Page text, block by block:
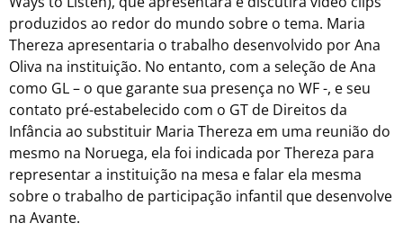
produzidos ao redor do mundo sobre o tema. Maria
Thereza apresentaria o trabalho desenvolvido por Ana
Oliva na instituição. No entanto, com a seleção de Ana
como GL – o que garante sua presença no WF -, e seu
contato pré-estabelecido com o GT de Direitos da
Infância ao substituir Maria Thereza em uma reunião do
mesmo na Noruega, ela foi indicada por Thereza para
representar a instituição na mesa e falar ela mesma
sobre o trabalho de participação infantil que desenvolve
na Avante.